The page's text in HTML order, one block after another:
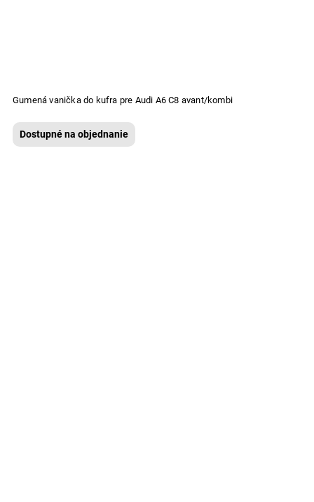
Gumená vanička do kufra pre Audi A6 C8 avant/kombi
Dostupné na objednanie